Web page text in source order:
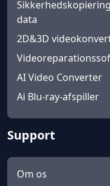
data
2D&3D
AI Video Converter
Ai Blu-ray-afspiller
Support
Om os